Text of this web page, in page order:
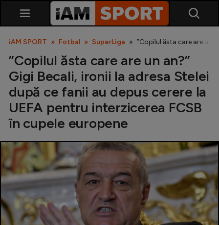
SuperLiga
Cupa României
Echipa Națională
U21
Fotbal feminin
iAM SPORT Fotbal SuperLiga ”Copilul ăsta care are un
”Copilul ăsta care are un an?”
Gigi Becali, ironii la adresa Stelei
după ce fanii au depus cerere la
UEFA pentru interzicerea FCSB
în cupele europene